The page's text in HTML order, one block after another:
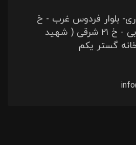
بلوار فردوس غرب - خ
سازمان برنامه جنوبی - خ ۲۱ شرقی ( شهید
گستر یکم